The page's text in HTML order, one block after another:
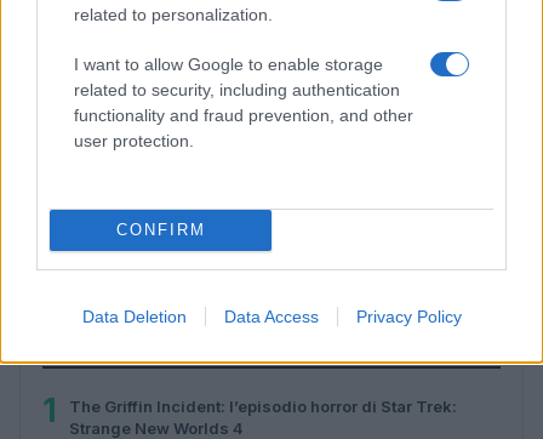
related to personalization.
I want to allow Google to enable storage
related to security, including authentication
functionality and fraud prevention, and other
user protection.
CONFIRM
Data Deletion Data Access Privacy Policy
navigazione lunare
Edoardo Vitali · 4 Ago 2026
1
The Griffin Incident: l’episodio horror di Star Trek:
Strange New Worlds 4